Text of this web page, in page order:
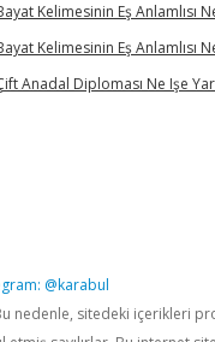
Kelimesinin Eş Anlamlısı
Kelimesinin Eş Anlamlısı
Anadal Diploması Ne Işe
@karabul
nedenle, sitedeki içerikleri